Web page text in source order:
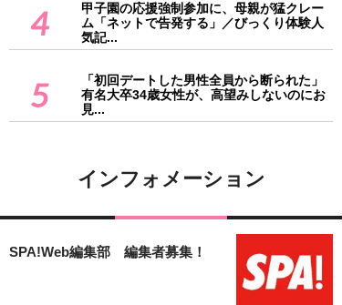
4
甲子園の応援強制参加に、母親が猛クレー
ム「ネットで告発する」／びっくり体験人
気記...
5
「初回デートした男性全員から断られた」
有名大卒34歳女性が、高望みしないのにお
見...
インフォメーション
SPA!Web編集部 編集者募集！